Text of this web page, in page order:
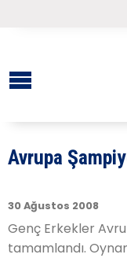
Avrupa
30 Ağustos 2008
Genç Erkekler
tamamlandı.